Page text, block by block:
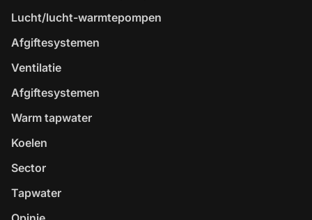
Lucht/lucht-warmtepompen
Afgiftesystemen
Ventilatie
Afgiftesystemen
Warm tapwater
Koelen
Sector
Tapwater